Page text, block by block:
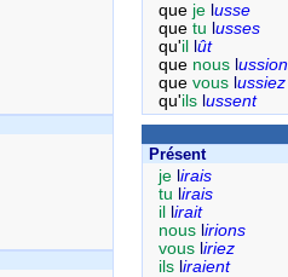
que je lusse
quetu lusses
qu'il lût
que nous l
quevous lussiez
qu'ils lussent
Présent
je lirais
tu lirais
il lirait
nous lirions
vous liriez
ils liraient